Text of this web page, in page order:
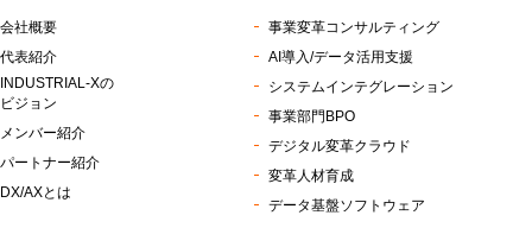
会社概要
代表紹介
INDUSTRIAL-Xの
ビジョン
メンバー紹介
パートナー紹介
DX/AXとは
事業変革コンサルティング
AI導入/データ活用支援
システムインテグレーション
事業部門BPO
デジタル変革クラウド
変革人材育成
データ基盤ソフトウェア